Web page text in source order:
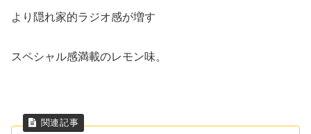
より隠れ家的ラジオ感が増す
スペシャル感満載のレモン味。